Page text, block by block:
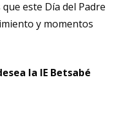
este Día del Padre
y momentos
la IE Betsabé